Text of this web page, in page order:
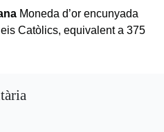
Moneda d’or encunyada
Catòlics, equivalent a 375